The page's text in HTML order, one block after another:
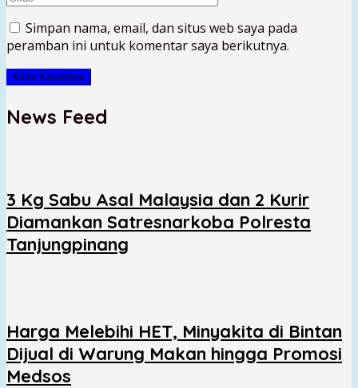
Simpan nama, email, dan situs web saya pada
peramban ini untuk komentar saya berikutnya.
News Feed
3 Kg Sabu Asal Malaysia dan 2 Kurir
Diamankan Satresnarkoba Polresta
Tanjungpinang
Harga Melebihi HET, Minyakita di Bintan
Dijual di Warung Makan hingga Promosi
Medsos